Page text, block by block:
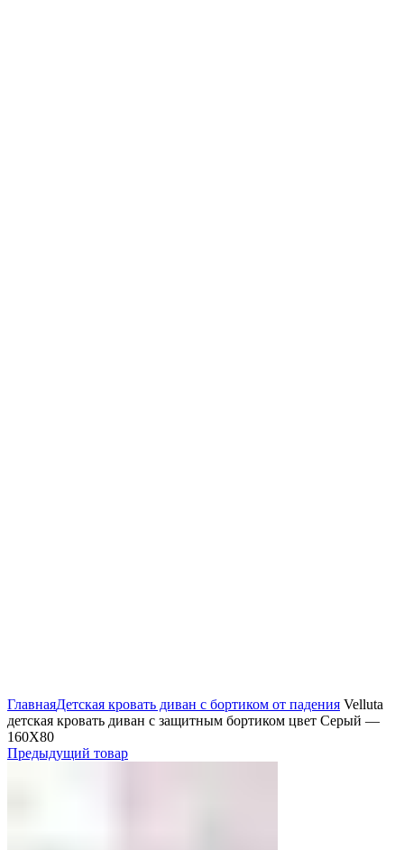
ГлавнаяДетская кровать диван с бортиком от падения Velluta
детская кровать диван с защитным бортиком цвет Серый —
160Х80
Предыдущий товар